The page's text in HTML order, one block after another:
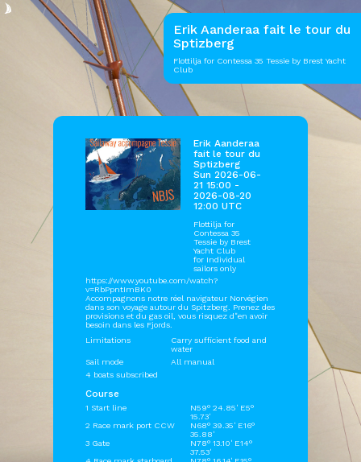
Erik Aanderaa fait le tour du
Sptizberg
Flottilja for Contessa 35 Tessie by Brest Yacht
Club
Erik Aanderaa
fait le tour du
Sptizberg
Sun 2026-06-
21 15:00 -
2026-08-20
12:00 UTC
Flottilja for
Contessa 35
Tessie by Brest
Yacht Club
for Individual
sailors only
https://www.youtube.com/watch?
v=RbPpntImBK0
Accompagnons notre réel navigateur Norvégien
dans son voyage autour du Spitzberg. Prenez des
provisions et du gas oil, vous risquez d"en avoir
besoin dans les Fjords.
Limitations
Carry sufficient food and
water
Sail mode
All manual
4 boats subscribed
Course
1 Start line
N59° 24.85' E5°
15.73'
2 Race mark port CCW
N68° 39.35' E16°
35.88'
3 Gate
N78° 13.10' E14°
37.53'